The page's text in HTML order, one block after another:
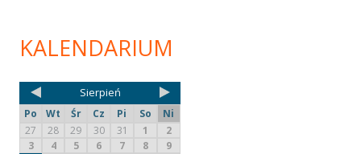
KALENDARIUM
Sierpień
Po Wt Śr Cz Pi So
Ni
27
28 29 30 31 1
2
3
4 5 6 7 8
9